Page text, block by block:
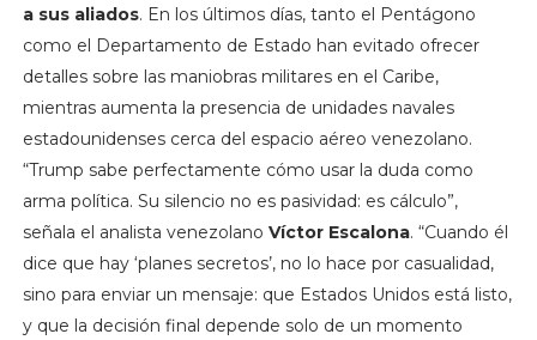
a sus aliados. En los últimos días, tanto el Pentágono
como el Departamento de Estado han evitado ofrecer
detalles sobre las maniobras militares en el Caribe,
mientras aumenta la presencia de unidades navales
estadounidenses cerca del espacio aéreo venezolano.
“Trump sabe perfectamente cómo usar la duda como
arma política. Su silencio no es pasividad: es cálculo”,
señala el analista venezolano Víctor Escalona. “Cuando él
dice que hay ‘planes secretos’, no lo hace por casualidad,
sino para enviar un mensaje: que Estados Unidos está listo,
y que la decisión final depende solo de un momento